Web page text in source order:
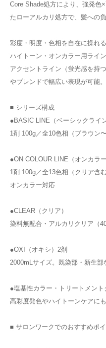
Core Shade処方により、強発色
たローアルカリ処方で、髪への負
彩度・明度・色相を自在に操れ
ハイトーン・オンカラー用ライン
アクセントライン（蛍光感を持
やブレンドで幅広い表現が可能。
■ シリーズ構成
●BASIC LINE（ベーシックライン
1剤 100g／全10色相（ブラウン
●ON COLOUR LINE（オンカラー
1剤 100g／全13色相（クリア含
オンカラー対応
●CLEAR（クリア）
染料無配合・アルカリクリア（
●OXI（オキシ）2剤
2000mLサイズ。既染部・新生
●塩基性カラー・トリートメント
高彩度発色やハイトーンケアに
■ サロンワークでのおすすめポイ